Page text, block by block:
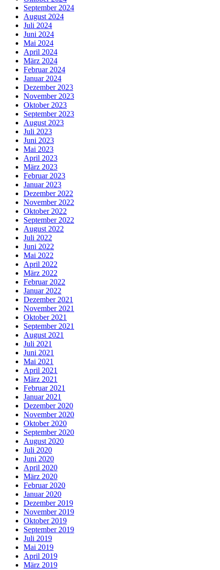
September 2024
August 2024
Juli 2024
Juni 2024
Mai 2024
April 2024
März 2024
Februar 2024
Januar 2024
Dezember 2023
November 2023
Oktober 2023
September 2023
August 2023
Juli 2023
Juni 2023
Mai 2023
April 2023
März 2023
Februar 2023
Januar 2023
Dezember 2022
November 2022
Oktober 2022
September 2022
August 2022
Juli 2022
Juni 2022
Mai 2022
April 2022
März 2022
Februar 2022
Januar 2022
Dezember 2021
November 2021
Oktober 2021
September 2021
August 2021
Juli 2021
Juni 2021
Mai 2021
April 2021
März 2021
Februar 2021
Januar 2021
Dezember 2020
November 2020
Oktober 2020
September 2020
August 2020
Juli 2020
Juni 2020
April 2020
März 2020
Februar 2020
Januar 2020
Dezember 2019
November 2019
Oktober 2019
September 2019
Juli 2019
Mai 2019
April 2019
März 2019